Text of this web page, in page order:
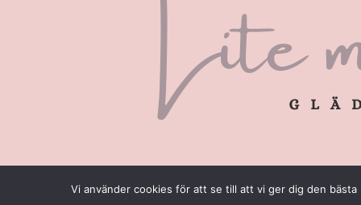
Vi använder cookies för att se till att vi ger dig den